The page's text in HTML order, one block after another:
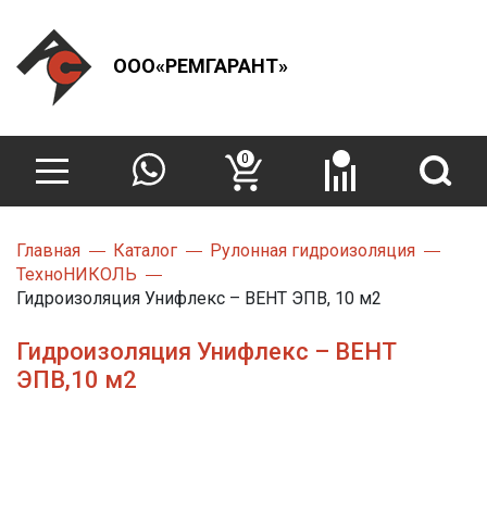
ООО«РЕМГАРАНТ»
0
Главная Каталог
Рулонная гидроизоляция
ТехноНИКОЛЬ
Гидроизоляция Унифлекс – ВЕНТ ЭПВ, 10 м2
Гидроизоляция Унифлекс – ВЕНТ
ЭПВ,10 м2